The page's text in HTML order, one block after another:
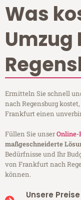
Was
Umzug
Ermitteln Sie schnell
nach Regensburg
Frankfurt einen
Füllen Sie unser
maßgeschneiderte
Bedürfnisse und Ihr
von Frankfurt nach
können.
Unsere